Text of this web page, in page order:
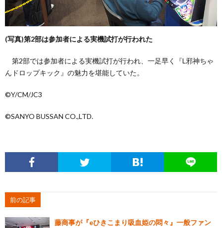
(写真)第2部は参加者による実機試打が行われた
第2部では参加者による実機試打が行われ、一足早く『L邪神ちゃ
んドロップキック』の魅力を堪能していた。
©Y/CM/JC3
©SANYO BUSSAN CO.,LTD.
前の記事
藤商事が『eひきこまり吸血姫の悶々』一般ファン